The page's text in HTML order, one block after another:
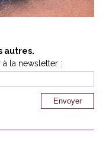
autres.
la newsletter :